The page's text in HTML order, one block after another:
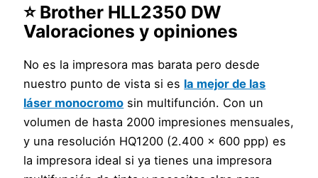
⭐ Brother HLL2350 DW
Valoraciones y opiniones
No es la impresora mas barata pero desde
nuestro punto de vista si es la mejor de las
láser monocromo sin multifunción. Con un
volumen de hasta 2000 impresiones mensuales,
y una resolución HQ1200 (2.400 x 600 ppp) es
la impresora ideal si ya tienes una impresora